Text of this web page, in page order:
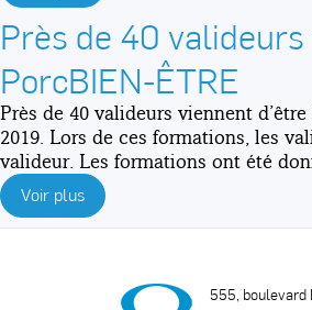
Près de 40
PorcBIEN-ÊTRE
Près de 40 valideurs viennent
2019. Lors de ces formations, les
valideur. Les formations ont été
Voir plus
555, boulevard